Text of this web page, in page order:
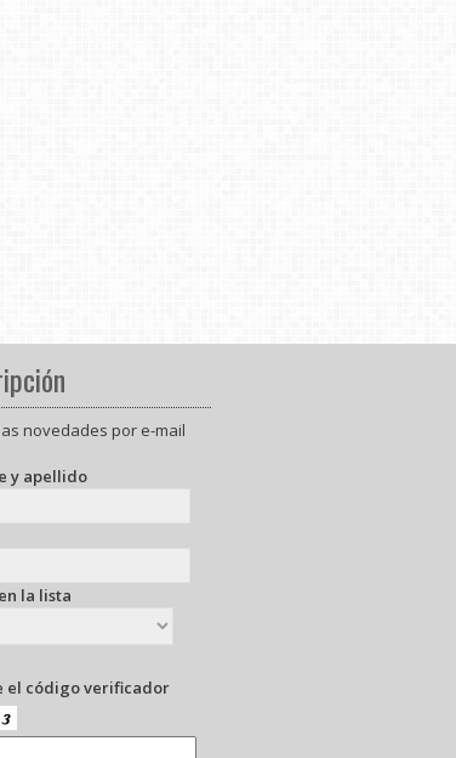
novedades por e-mail
y apellido
la lista
el código verificador